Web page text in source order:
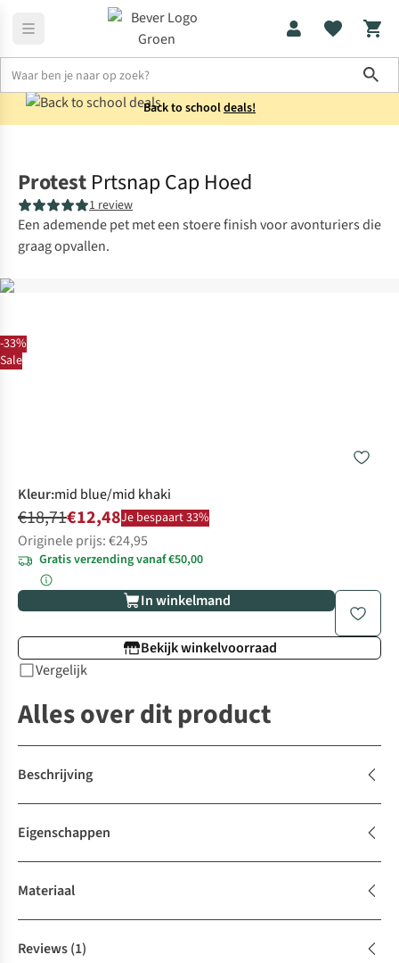
Back to schooldeals!
-33%
Sale
Protest Prtsnap Cap Hoed
1 review
Een ademende pet met een stoere finish voor avonturiers die
graag opvallen.
Kleur:mid blue/mid khaki
€18,71€12,48Je bespaart 33%
Originele prijs: €24,95
Gratis verzending vanaf €50,00
In winkelmand
Bekijk winkelvoorraad
Vergelijk
Alles over dit product
Beschrijving
Eigenschappen
Materiaal
Reviews(1)